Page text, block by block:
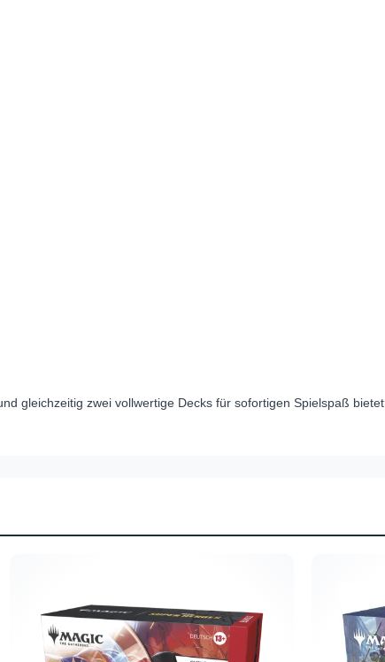
gleichzeitig zwei vollwertige Decks für sofortigen Spielspaß bietet.